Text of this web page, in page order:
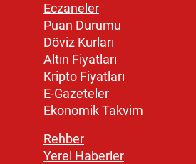
Eczaneler
Puan Durumu
Döviz Kurları
Altın Fiyatları
Kripto Fiyatları
E-Gazeteler
Ekonomik Takvim
Rehber
Yerel Haberler